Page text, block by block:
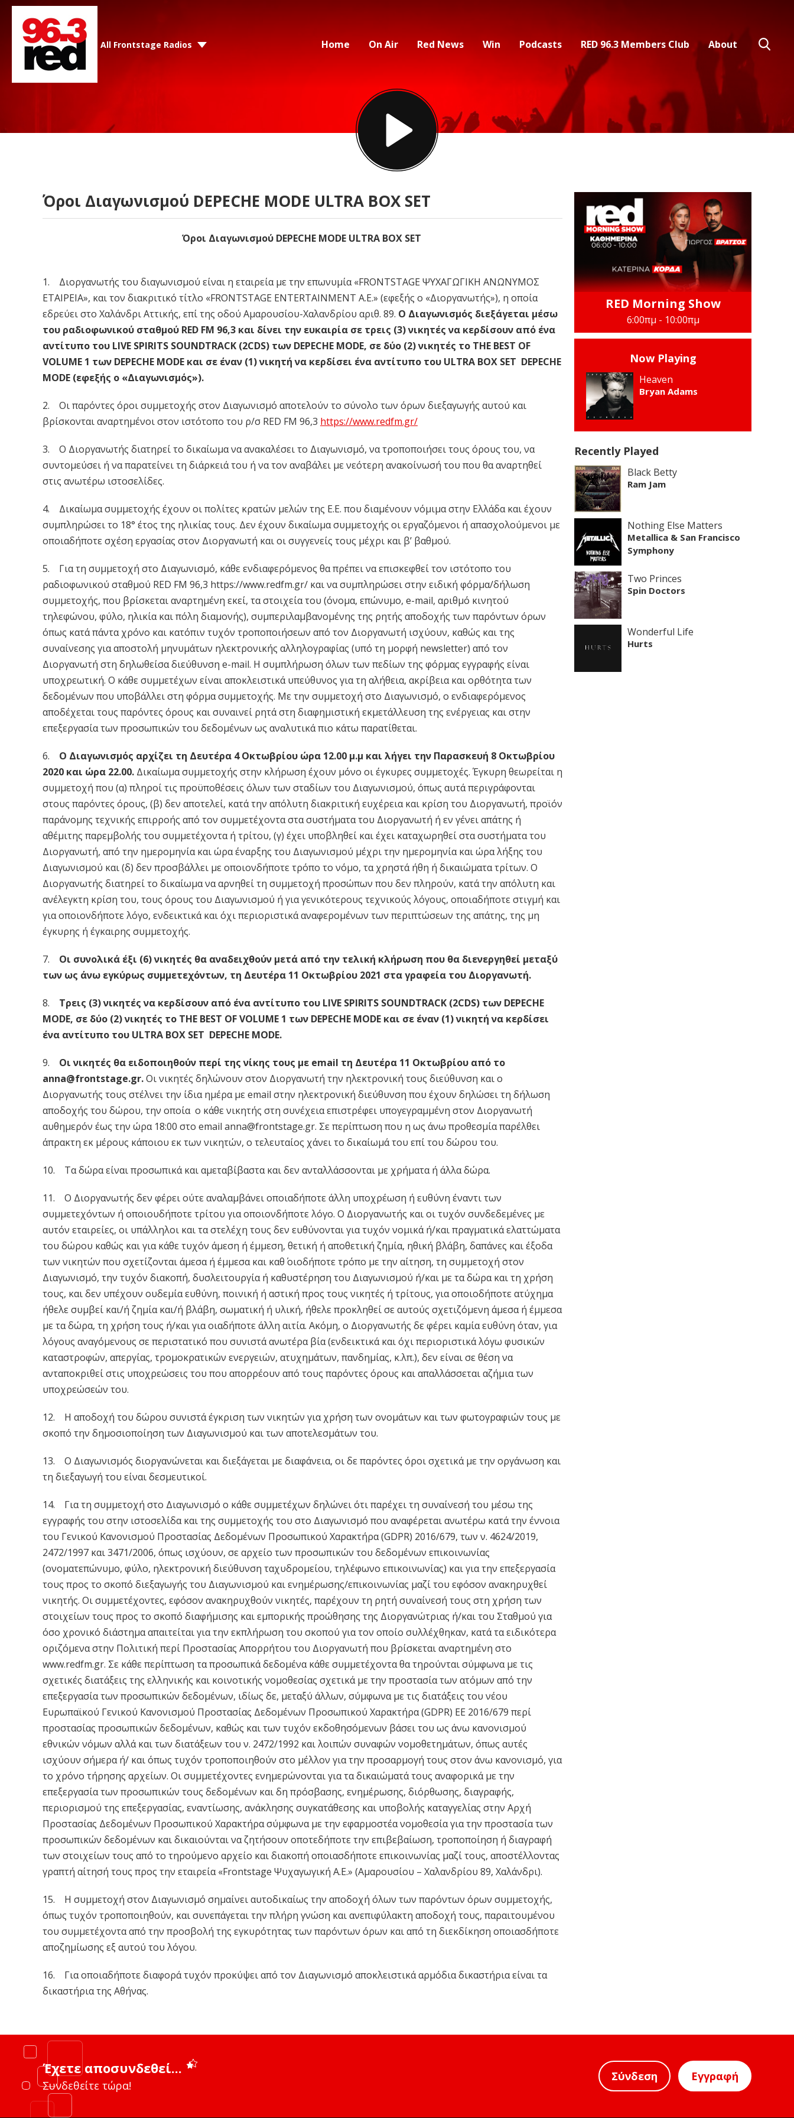
All Frontstage Radios Home On Air Red News Win Podcasts RED 96.3 Members Club About
Όροι Διαγωνισμού DEPECHE MODE ULTRA BOX SET
Όροι Διαγωνισμού DEPECHE MODE ULTRA BOX SET
1. Διοργανωτής του διαγωνισμού είναι η εταιρεία με την επωνυμία «FRONTSTAGE ΨΥΧΑΓΩΓΙΚΗ ΑΝΩΝΥΜΟΣ
ΕΤΑΙΡΕΙΑ», και τον διακριτικό τίτλο «FRONTSTAGE ENTERTAINMENT A.E.» (εφεξής ο «Διοργανωτής»), η οποία
εδρεύει στο Χαλάνδρι Αττικής, επί της οδού Αμαρουσίου-Χαλανδρίου αριθ. 89. Ο Διαγωνισμός διεξάγεται μέσω
του ραδιοφωνικού σταθμού RED FM 96,3 και δίνει την ευκαιρία σε τρεις (3) νικητές να κερδίσουν από ένα
αντίτυπο του LIVE SPIRITS SOUNDTRACK (2CDS) των DEPECHE MODE, σε δύο (2) νικητές το THE BEST OF
VOLUME 1 των DEPECHE MODE και σε έναν (1) νικητή να κερδίσει ένα αντίτυπο του ULTRA BOX SET DEPECHE
MODE (εφεξής ο «Διαγωνισμός»).
2. Οι παρόντες όροι συμμετοχής στον Διαγωνισμό αποτελούν το σύνολο των όρων διεξαγωγής αυτού και
βρίσκονται αναρτημένοι στον ιστότοπο του ρ/σ RED FM 96,3 https://www.redfm.gr/
3. Ο Διοργανωτής διατηρεί το δικαίωμα να ανακαλέσει το Διαγωνισμό, να τροποποιήσει τους όρους του, να
συντομεύσει ή να παρατείνει τη διάρκειά του ή να τον αναβάλει με νεότερη ανακοίνωσή του που θα αναρτηθεί
στις ανωτέρω ιστοσελίδες.
4. Δικαίωμα συμμετοχής έχουν οι πολίτες κρατών μελών της Ε.Ε. που διαμένουν νόμιμα στην Ελλάδα και έχουν
συμπληρώσει το 18° έτος της ηλικίας τους. Δεν έχουν δικαίωμα συμμετοχής οι εργαζόμενοι ή απασχολούμενοι με
οποιαδήποτε σχέση εργασίας στον Διοργανωτή και οι συγγενείς τους μέχρι και β’ βαθμού.
5. Για τη συμμετοχή στο Διαγωνισμό, κάθε ενδιαφερόμενος θα πρέπει να επισκεφθεί τον ιστότοπο του
ραδιοφωνικού σταθμού RED FM 96,3 https://www.redfm.gr/ και να συμπληρώσει στην ειδική φόρμα/δήλωση
συμμετοχής, που βρίσκεται αναρτημένη εκεί, τα στοιχεία του (όνομα, επώνυμο, e-mail, αριθμό κινητού
τηλεφώνου, φύλο, ηλικία και πόλη διαμονής), συμπεριλαμβανομένης της ρητής αποδοχής των παρόντων όρων
όπως κατά πάντα χρόνο και κατόπιν τυχόν τροποποιήσεων από τον Διοργανωτή ισχύουν, καθώς και της
συναίνεσης για αποστολή μηνυμάτων ηλεκτρονικής αλληλογραφίας (υπό τη μορφή newsletter) από τον
Διοργανωτή στη δηλωθείσα διεύθυνση e-mail. Η συμπλήρωση όλων των πεδίων της φόρμας εγγραφής είναι
υποχρεωτική. Ο κάθε συμμετέχων είναι αποκλειστικά υπεύθυνος για τη αλήθεια, ακρίβεια και ορθότητα των
δεδομένων που υποβάλλει στη φόρμα συμμετοχής. Με την συμμετοχή στο Διαγωνισμό, ο ενδιαφερόμενος
αποδέχεται τους παρόντες όρους και συναινεί ρητά στη διαφημιστική εκμετάλλευση της ενέργειας και στην
επεξεργασία των προσωπικών του δεδομένων ως αναλυτικά πιο κάτω παρατίθεται.
6.
Ο Διαγωνισμός αρχίζει τη Δευτέρα 4 Οκτωβρίου ώρα 12.00 μ.μ και λήγει την Παρασκευή 8 Οκτωβρίου
2020 και ώρα 22.00. Δικαίωμα συμμετοχής στην κλήρωση έχουν μόνο οι έγκυρες συμμετοχές. Έγκυρη θεωρείται η
συμμετοχή που (α) πληροί τις προϋποθέσεις όλων των σταδίων του Διαγωνισμού, όπως αυτά περιγράφονται
στους παρόντες όρους, (β) δεν αποτελεί, κατά την απόλυτη διακριτική ευχέρεια και κρίση του Διοργανωτή, προϊόν
παράνομης τεχνικής επιρροής από τον συμμετέχοντα στα συστήματα του Διοργανωτή ή εν γένει απάτης ή
αθέμιτης παρεμβολής του συμμετέχοντα ή τρίτου, (γ) έχει υποβληθεί και έχει καταχωρηθεί στα συστήματα του
Διοργανωτή, από την ημερομηνία και ώρα έναρξης του Διαγωνισμού μέχρι την ημερομηνία και ώρα λήξης του
Διαγωνισμού και (δ) δεν προσβάλλει με οποιονδήποτε τρόπο το νόμο, τα χρηστά ήθη ή δικαιώματα τρίτων. Ο
Διοργανωτής διατηρεί το δικαίωμα να αρνηθεί τη συμμετοχή προσώπων που δεν πληρούν, κατά την απόλυτη και
ανέλεγκτη κρίση του, τους όρους του Διαγωνισμού ή για γενικότερους τεχνικούς λόγους, οποιαδήποτε στιγμή και
για οποιονδήποτε λόγο, ενδεικτικά και όχι περιοριστικά αναφερομένων των περιπτώσεων της απάτης, της μη
έγκυρης ή έγκαιρης συμμετοχής.
7.
Οι συνολικά έξι (6) νικητές θα αναδειχθούν μετά από την τελική κλήρωση που θα διενεργηθεί μεταξύ
των ως άνω εγκύρως συμμετεχόντων, τη Δευτέρα 11 Οκτωβρίου 2021 στα γραφεία του Διοργανωτή.
8. Τρεις (3) νικητές να κερδίσουν από ένα αντίτυπο του LIVE SPIRITS SOUNDTRACK (2CDS) των DEPECHE
MODE, σε δύο (2) νικητές το THE BEST OF VOLUME 1 των DEPECHE MODE και σε έναν (1) νικητή να κερδίσει
ένα αντίτυπο του ULTRA BOX SET DEPECHE MODE.
9. Οι νικητές θα ειδοποιηθούν περί της νίκης τους με email τη Δευτέρα 11 Οκτωβρίου από το
anna@frontstage.gr.Οι νικητές δηλώνουν στον Διοργανωτή την ηλεκτρονική τους διεύθυνση και ο
Διοργανωτής τους στέλνει την ίδια ημέρα με email στην ηλεκτρονική διεύθυνση που έχουν δηλώσει τη δήλωση
αποδοχής του δώρου, την οποία o κάθε νικητής στη συνέχεια επιστρέφει υπογεγραμμένη στον Διοργανωτή
αυθημερόν έως την ώρα 18:00 στο email anna@frontstage.gr. Σε περίπτωση που η ως άνω προθεσμία παρέλθει
άπρακτη εκ μέρους κάποιου εκ των νικητών, ο τελευταίος χάνει το δικαίωμά του επί του δώρου του.
10. Τα δώρα είναι προσωπικά και αμεταβίβαστα και δεν ανταλλάσσονται με χρήματα ή άλλα δώρα.
11. Ο Διοργανωτής δεν φέρει ούτε αναλαμβάνει οποιαδήποτε άλλη υποχρέωση ή ευθύνη έναντι των
συμμετεχόντων ή οποιουδήποτε τρίτου για οποιονδήποτε λόγο. Ο Διοργανωτής και οι τυχόν συνδεδεμένες με
αυτόν εταιρείες, οι υπάλληλοι και τα στελέχη τους δεν ευθύνονται για τυχόν νομικά ή/και πραγματικά ελαττώματα
του δώρου καθώς και για κάθε τυχόν άμεση ή έμμεση, θετική ή αποθετική ζημία, ηθική βλάβη, δαπάνες και έξοδα
των νικητών που σχετίζονται άμεσα ή έμμεσα και καθ΄ οιοδήποτε τρόπο με την αίτηση, τη συμμετοχή στον
Διαγωνισμό, την τυχόν διακοπή, δυσλειτουργία ή καθυστέρηση του Διαγωνισμού ή/και με τα δώρα και τη χρήση
τους, και δεν υπέχουν ουδεμία ευθύνη, ποινική ή αστική προς τους νικητές ή τρίτους, για οποιοδήποτε ατύχημα
ήθελε συμβεί και/ή ζημία και/ή βλάβη, σωματική ή υλική, ήθελε προκληθεί σε αυτούς σχετιζόμενη άμεσα ή έμμεσα
με τα δώρα, τη χρήση τους ή/και για οιαδήποτε άλλη αιτία. Ακόμη, ο Διοργανωτής δε φέρει καμία ευθύνη όταν, για
λόγους αναγόμενους σε περιστατικό που συνιστά ανωτέρα βία (ενδεικτικά και όχι περιοριστικά λόγω φυσικών
καταστροφών, απεργίας, τρομοκρατικών ενεργειών, ατυχημάτων, πανδημίας, κ.λπ.), δεν είναι σε θέση να
ανταποκριθεί στις υποχρεώσεις του που απορρέουν από τους παρόντες όρους και απαλλάσσεται αζήμια των
υποχρεώσεών του.
12. H αποδοχή του δώρου συνιστά έγκριση των νικητών για χρήση των ονομάτων και των φωτογραφιών τους με
σκοπό την δημοσιοποίηση των Διαγωνισμού και των αποτελεσμάτων του.
13. Ο Διαγωνισμός διοργανώνεται και διεξάγεται με διαφάνεια, οι δε παρόντες όροι σχετικά με την οργάνωση και
τη διεξαγωγή του είναι δεσμευτικοί.
14. Για τη συμμετοχή στο Διαγωνισμό ο κάθε συμμετέχων δηλώνει ότι παρέχει τη συναίνεσή του μέσω της
εγγραφής του στην ιστοσελίδα και της συμμετοχής του στο Διαγωνισμό που αναφέρεται ανωτέρω κατά την έννοια
του Γενικού Κανονισμού Προστασίας Δεδομένων Προσωπικού Χαρακτήρα (GDPR) 2016/679, των ν. 4624/2019,
2472/1997 και 3471/2006, όπως ισχύουν, σε αρχείο των προσωπικών του δεδομένων επικοινωνίας
(ονοματεπώνυμο, φύλο, ηλεκτρονική διεύθυνση ταχυδρομείου, τηλέφωνο επικοινωνίας) και για την επεξεργασία
τους προς το σκοπό διεξαγωγής του Διαγωνισμού και ενημέρωσης/επικοινωνίας μαζί του εφόσον ανακηρυχθεί
νικητής. Οι συμμετέχοντες, εφόσον ανακηρυχθούν νικητές, παρέχουν τη ρητή συναίνεσή τους στη χρήση των
στοιχείων τους προς το σκοπό διαφήμισης και εμπορικής προώθησης της Διοργανώτριας ή/και του Σταθμού για
όσο χρονικό διάστημα απαιτείται για την εκπλήρωση του σκοπού για τον οποίο συλλέχθηκαν, κατά τα ειδικότερα
οριζόμενα στην Πολιτική περί Προστασίας Απορρήτου του Διοργανωτή που βρίσκεται αναρτημένη στο
www.redfm.gr. Σε κάθε περίπτωση τα προσωπικά δεδομένα κάθε συμμετέχοντα θα τηρούνται σύμφωνα με τις
σχετικές διατάξεις της ελληνικής και κοινοτικής νομοθεσίας σχετικά με την προστασία των ατόμων από την
επεξεργασία των προσωπικών δεδομένων, ιδίως δε, μεταξύ άλλων, σύμφωνα με τις διατάξεις του νέου
Ευρωπαϊκού Γενικού Κανονισμού Προστασίας Δεδομένων Προσωπικού Χαρακτήρα (GDPR) ΕΕ 2016/679 περί
προστασίας προσωπικών δεδομένων, καθώς και των τυχόν εκδοθησόμενων βάσει του ως άνω κανονισμού
εθνικών νόμων αλλά και των διατάξεων του ν. 2472/1992 και λοιπών συναφών νομοθετημάτων, όπως αυτές
ισχύουν σήμερα ή/ και όπως τυχόν τροποποιηθούν στο μέλλον για την προσαρμογή τους στον άνω κανονισμό, για
το χρόνο τήρησης αρχείων. Οι συμμετέχοντες ενημερώνονται για τα δικαιώματά τους αναφορικά με την
επεξεργασία των προσωπικών τους δεδομένων και δη πρόσβασης, ενημέρωσης, διόρθωσης, διαγραφής,
περιορισμού της επεξεργασίας, εναντίωσης, ανάκλησης συγκατάθεσης και υποβολής καταγγελίας στην Αρχή
Προστασίας Δεδομένων Προσωπικού Χαρακτήρα σύμφωνα με την εφαρμοστέα νομοθεσία για την προστασία των
προσωπικών δεδομένων και δικαιούνται να ζητήσουν οποτεδήποτε την επιβεβαίωση, τροποποίηση ή διαγραφή
των στοιχείων τους από το τηρούμενο αρχείο και διακοπή οποιασδήποτε επικοινωνίας μαζί τους, αποστέλλοντας
γραπτή αίτησή τους προς την εταιρεία «Frontstage Ψυχαγωγική Α.Ε.» (Αμαρουσίου – Χαλανδρίου 89, Χαλάνδρι).
15. Η συμμετοχή στον Διαγωνισμό σημαίνει αυτοδικαίως την αποδοχή όλων των παρόντων όρων συμμετοχής,
όπως τυχόν τροποποιηθούν, και συνεπάγεται την πλήρη γνώση και ανεπιφύλακτη αποδοχή τους, παραιτουμένου
του συμμετέχοντα από την προσβολή της εγκυρότητας των παρόντων όρων και από τη διεκδίκηση οποιασδήποτε
αποζημίωσης εξ αυτού του λόγου.
16. Για οποιαδήποτε διαφορά τυχόν προκύψει από τον Διαγωνισμό αποκλειστικά αρμόδια δικαστήρια είναι τα
δικαστήρια της Αθήνας.
RED Morning Show
6:00πμ - 10:00πμ
Now Playing
Heaven
Bryan Adams
Recently Played
Black Betty
Ram Jam
Nothing Else Matters
Metallica & San Francisco
Symphony
Two Princes
Spin Doctors
Wonderful Life
Hurts
Έχετε αποσυνδεθεί...
Συνδεθείτε τώρα!
Σύνδεση Εγγραφή